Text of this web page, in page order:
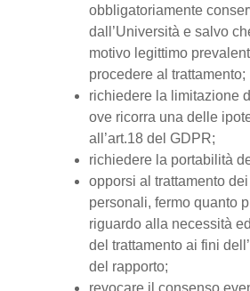
obbligatoriamente
dall’Università e salvo
motivo legittimo
procedere al trattamento;
richiedere la limitazione
ove ricorra una delle
all’art.18 del GDPR;
richiedere la portabilità
opporsi al trattamento
personali, fermo quanto
riguardo alla necessità
del trattamento ai fini
del rapporto;
revocare il consenso